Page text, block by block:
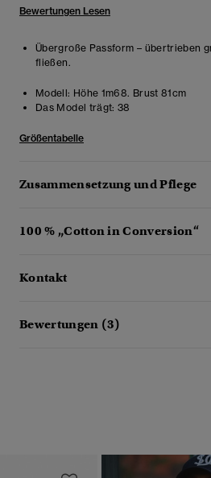
Bewertungen Lesen
Übergroße Passform – übertrieben
fließen.
Modell: Höhe 1m68. Brust 81cm
Das Model trägt: 38
Größentabelle
Zusammensetzung und Pflege
100 % „Cotton in Conversion“
Kontakt
Bewertungen (3)